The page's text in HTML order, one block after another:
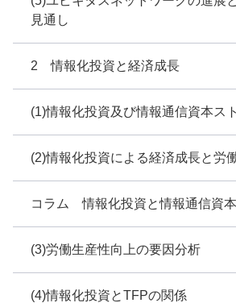
見通し
2 情報化投資と経済成長
(1)情報化投資及び情報通信資本ス
(2)情報化投資による経済成長と労
コラム 情報化投資と情報通信資
(3)労働生産性向上の要因分析
(4)情報化投資とTFPの関係